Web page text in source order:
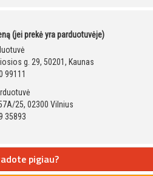
(jei prekė yra parduotuvėje)
g. 29, 50201, Kaunas
99111
25, 02300 Vilnius
35893
pigiau?